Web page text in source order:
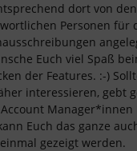
dort von den
Personen für
Euch viel Spaß
der Features. :-)
interessieren, gebt
Manager*innen
Euch das ganze
gezeigt werden.